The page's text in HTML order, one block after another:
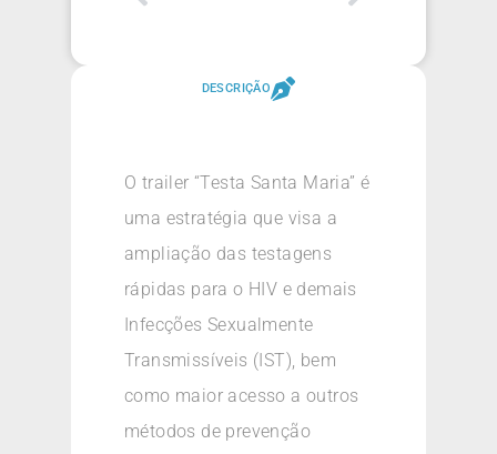
DESCRIÇÃO
O trailer “Testa Santa Maria” é
uma estratégia que visa a
ampliação das testagens
rápidas para o HIV e demais
Infecções Sexualmente
Transmissíveis (IST), bem
como maior acesso a outros
métodos de prevenção